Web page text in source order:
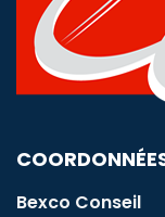
Bexco Conseil